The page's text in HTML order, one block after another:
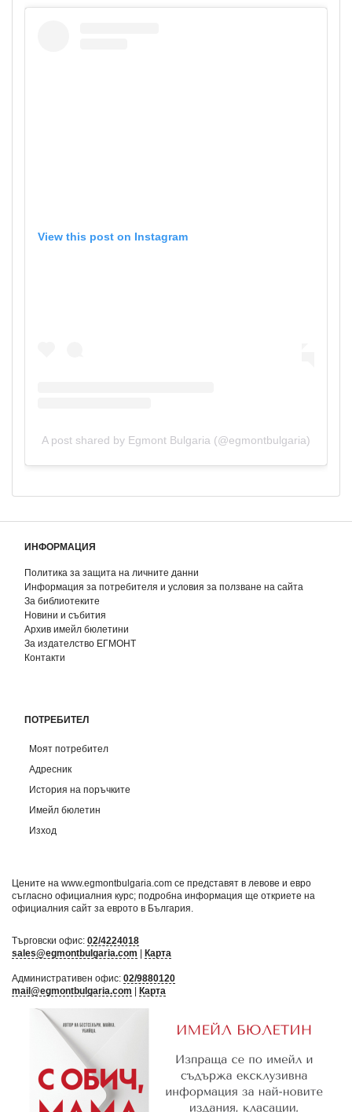
View this post on Instagram
A post shared by Egmont Bulgaria (@egmontbulgaria)
ИНФОРМАЦИЯ
Политика за защита на личните данни
Информация за потребителя и условия за ползване на сайта
За библиотеките
Новини и събития
Архив имейл бюлетини
За издателство ЕГМОНТ
Контакти
ПОТРЕБИТЕЛ
Моят потребител
Адресник
История на поръчките
Имейл бюлетин
Изход
Цените на www.egmontbulgaria.com се представят в левове и евро
съгласно официалния курс; подробна информация ще откриете на
официалния сайт за еврото в България
Търговски офис: 02/4224018
sales@egmontbulgaria.com
Карта
Административен офис: 02/9880120
mail@egmontbulgaria.com
Карта